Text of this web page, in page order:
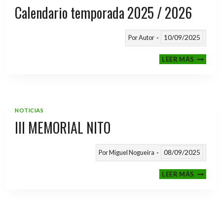
Calendario temporada 2025 / 2026
PorAutor 10/09/2025
LEER MÁS
NOTICIAS
III MEMORIAL NITO
PorMiguel Nogueira 08/09/2025
LEER MÁSIII